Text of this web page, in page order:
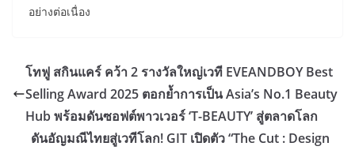
อย่างต่อเนื่อง
โทฟู สกินแคร์ คว้า 2 รางวัลใหญ่เวที EVEANDBOY Best
Selling Award 2025 ตอกย้ำการเป็น Asia’s No.1 Beauty
Hub พร้อมดันซอฟต์พาวเวอร์ ‘T-BEAUTY’ สู่ตลาดโลก
ดันอัญมณีไทยสู่เวทีโลก! GIT เปิดตัว “The Cut : Design